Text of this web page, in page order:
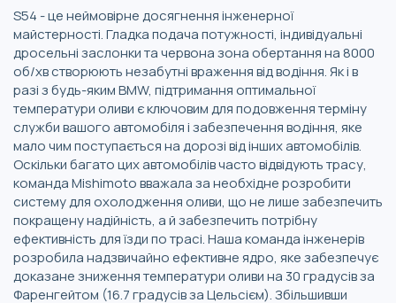
S54 - це неймовірне досягнення інженерної
майстерності. Гладка подача потужності, індивідуальні
дросельні заслонки та червона зона обертання на 8000
об/хв створюють незабутні враження від водіння. Як і в
разі з будь-яким BMW, підтримання оптимальної
температури оливи є ключовим для подовження терміну
служби вашого автомобіля і забезпечення водіння, яке
мало чим поступається на дорозі від інших автомобілів.
Оскільки багато цих автомобілів часто відвідують трасу,
команда Mishimoto вважала за необхідне розробити
систему для охолодження оливи, що не лише забезпечить
покращену надійність, а й забезпечить потрібну
ефективність для їзди по трасі. Наша команда інженерів
розробила надзвичайно ефективне ядро, яке забезпечує
доказане зниження температури оливи на 30 градусів за
Фаренгейтом (16.7 градусів за Цельсієм). Збільшивши